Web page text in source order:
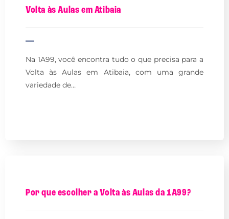
Volta às Aulas em Atibaia
Na 1A99, você encontra tudo o que precisa para a
Volta às Aulas em Atibaia, com uma grande
variedade de…
Por que escolher a Volta às Aulas da 1A99?